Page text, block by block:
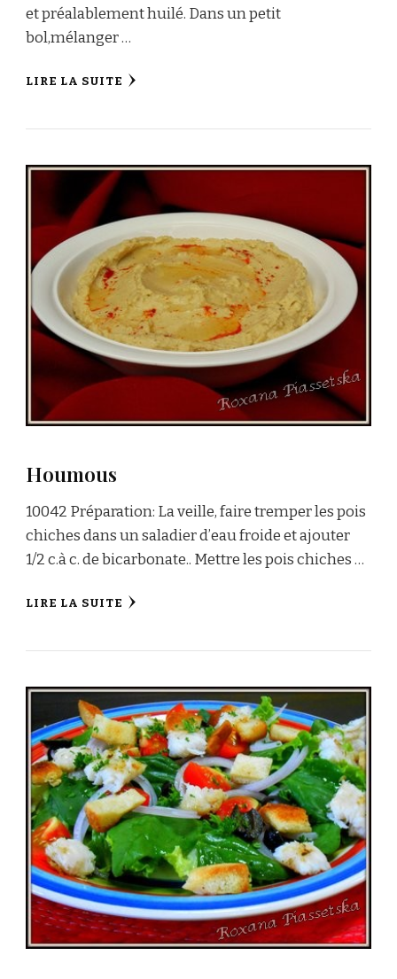
et préalablement huilé. Dans un petit
bol,mélanger …
LIRE LA SUITE
Houmous
10042 Préparation: La veille, faire tremper les pois
chiches dans un saladier d’eau froide et ajouter
1/2 c.à c. de bicarbonate.. Mettre les pois chiches …
LIRE LA SUITE